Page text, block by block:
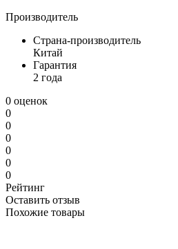
Производитель
Страна-производитель
Китай
Гарантия
2 года
0 оценок
0
0
0
0
0
0
Рейтинг
Оставить отзыв
Похожие товары